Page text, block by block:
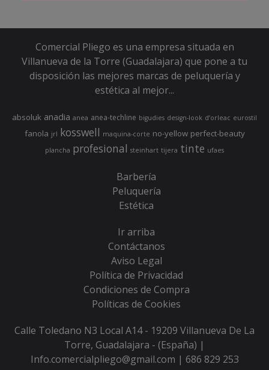
Comercial Pliego es una empresa situada en
Villanueva de la Torre (Guadalajara) que pone a tu
disposición las mejores marcas de peluquería y
estética al mejor...
absoluk anadia anea anea-techline bigudies design-look d’orleac eurostil
fanola jrl kosswell maquina-corte no-yellow perfect-beauty
plancha profesional steinhart tijera tinte ufaes
Barbería
Peluquería
Estética
Ir arriba
Contáctanos
Aviso Legal
Política de Privacidad
Condiciones de Compra
Políticas de Cookies
Calle Toledano N3 Local A14 - 19209 Villanueva De La
Torre, Guadalajara - (España) |
Info.comercialpliego@gmail.com | 686 829 253